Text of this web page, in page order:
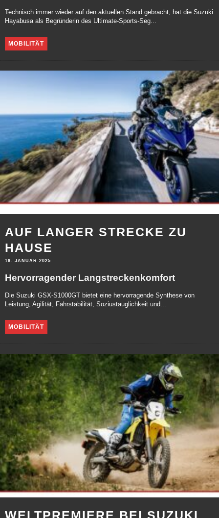
Technisch immer wieder auf den aktuellen Stand gebracht, hat die Suzuki
Hayabusa als Begründerin des Ultimate-Sports-Seg...
MOBILITÄT
AUF LANGER STRECKE ZU
HAUSE
16. JANUAR 2025
Hervorragender Langstreckenkomfort
Die Suzuki GSX-S1000GT bietet eine hervorragende Synthese von
Leistung, Agilität, Fahrstabilität, Soziustauglichkeit und...
MOBILITÄT
WELTPREMIERE BEI SUZUKI